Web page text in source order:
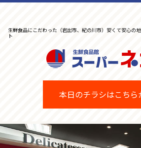
生鮮食品にこだわった（岩出市、紀の川市）安くて安心の
ト
本日のチラシはこちら